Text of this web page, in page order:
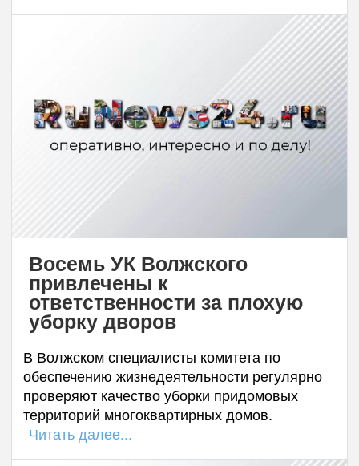
Восемь УК Волжского
привлечены к
ответственности за плохую
уборку дворов
В Волжском специалисты комитета по
обеспечению жизнедеятельности регулярно
проверяют качество уборки придомовых
территорий многоквартирных домов.
Читать далее...